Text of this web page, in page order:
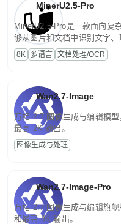
MinerU2.5-Pro
MinerU2.5-Pro是一款面向复
够从图片和文档中识别文字
为便于存储、检索和二次处理
8K 多语言 文档处理/OCR
Wan2.7-Image
万相 2.7 图像生成与编辑模
最高 2K 输出。
图像生成与处理
Wan2.7-Image-Pro
万相 2.7 图像生成与编辑旗
和最高 4K 输出。